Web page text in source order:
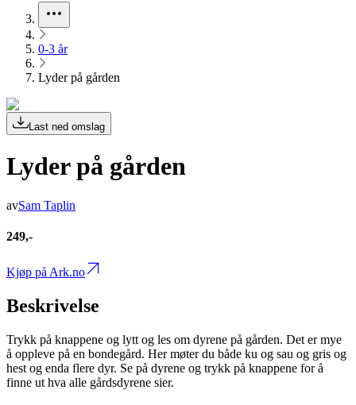
0-3 år
Lyder på gården
Last ned omslag
Lyder på gården
avSam Taplin
249,-
Kjøp på Ark.no
Beskrivelse
Trykk på knappene og lytt og les om dyrene på gården. Det er mye
å oppleve på en bondegård. Her møter du både ku og sau og gris og
hest og enda flere dyr. Se på dyrene og trykk på knappene for å
finne ut hva alle gårdsdyrene sier.